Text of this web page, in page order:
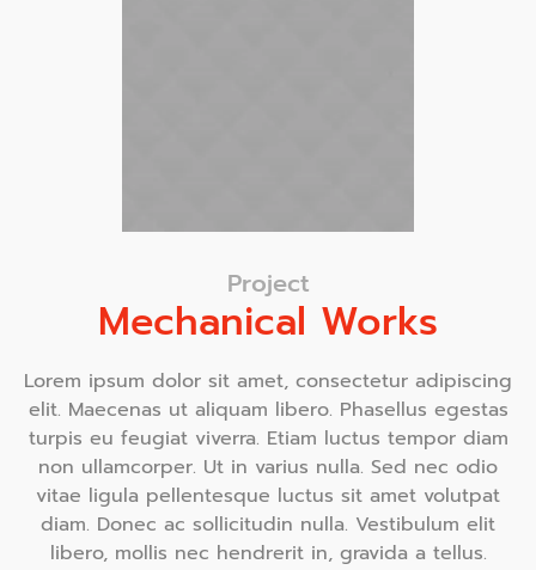
Project
Mechanical Works
Lorem ipsum dolor sit amet, consectetur adipiscing
elit. Maecenas ut aliquam libero. Phasellus egestas
turpis eu feugiat viverra. Etiam luctus tempor diam
non ullamcorper. Ut in varius nulla. Sed nec odio
vitae ligula pellentesque luctus sit amet volutpat
diam. Donec ac sollicitudin nulla. Vestibulum elit
libero, mollis nec hendrerit in, gravida a tellus.